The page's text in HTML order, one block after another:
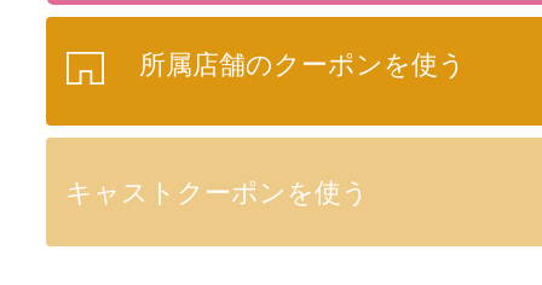
所属店舗のクーポンを使う
キャストクーポンを使う